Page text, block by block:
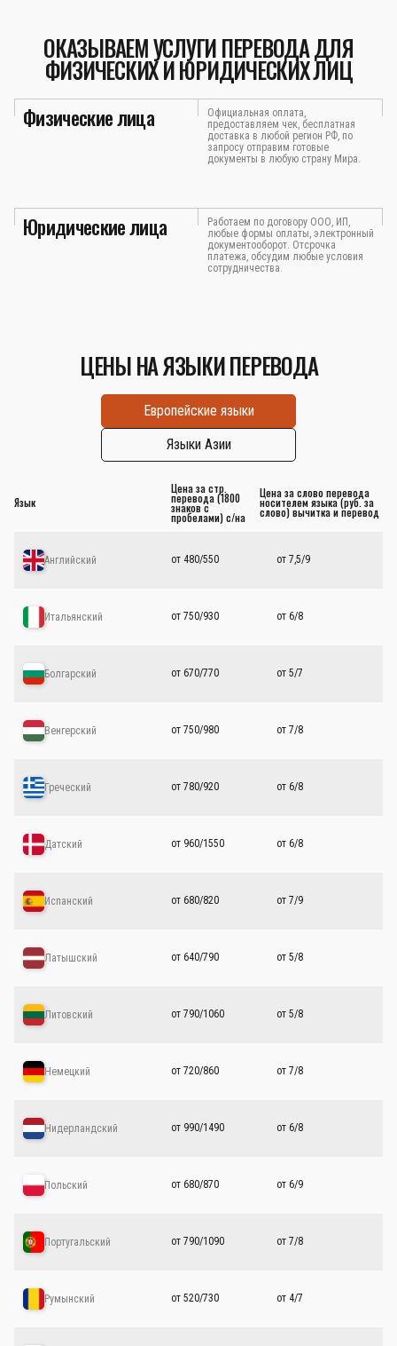
ОКАЗЫВАЕМ УСЛУГИ ПЕРЕВОДА ДЛЯ
ФИЗИЧЕСКИХ И ЮРИДИЧЕСКИХ ЛИЦ
Физические лица
Официальная оплата,
предоставляем чек, бесплатная
доставка в любой регион РФ, по
запросу отправим готовые
документы в любую страну Мира.
Юридические лица
Работаем по договору ООО, ИП,
любые формы оплаты, электронный
документооборот. Отсрочка
платежа, обсудим любые условия
сотрудничества.
ЦЕНЫ НА ЯЗЫКИ ПЕРЕВОДА
Европейские языки
Языки Азии
Язык
Цена за стр.
перевода (1800
знаков с
пробелами) с/на
Цена за слово перевода
носителем языка (руб. за
слово) вычитка и перевод
Английский от 480/550 от 7,5/9
Итальянский от 750/930 от 6/8
Болгарский от 670/770 от 5/7
Венгерский от 750/980 от 7/8
Греческий от 780/920 от 6/8
Датский от 960/1550 от 6/8
Испанский от 680/820 от 7/9
Латышский от 640/790 от 5/8
Литовский от 790/1060 от 5/8
Немецкий от 720/860 от 7/8
Нидерландский от 990/1490 от 6/8
Польский от 680/870 от 6/9
Португальский от 790/1090 от 7/8
Румынский от 520/730 от 4/7